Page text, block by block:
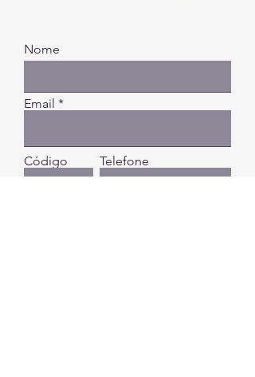
Nome
Email
Código Telefone